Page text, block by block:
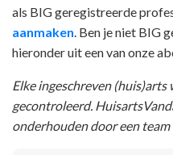
als BIG geregistreerde
aanmaken . Ben je niet BIG
hieronder uit een van onze
Elke ingeschreven
gecontroleerd.
onderhouden door een team